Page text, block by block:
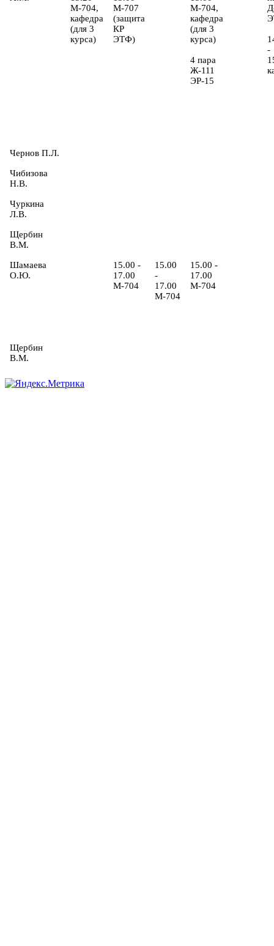
М-704,
кафедра
(для 3
курса)
М-707
(защита
КР
ЭТФ)
М-704,
кафедра
(для 3
курса)
4 пара
Ж-111
ЭР-15
-
Чернов П.Л.
Чибизова
Н.В.
Чуркина
Л.В.
Щербин
В.М.
Шамаева
О.Ю.
15.00 -
17.00
М-704
15.00
-
17.00
М-704
15.00 -
17.00
М-704
Щербин
В.М.